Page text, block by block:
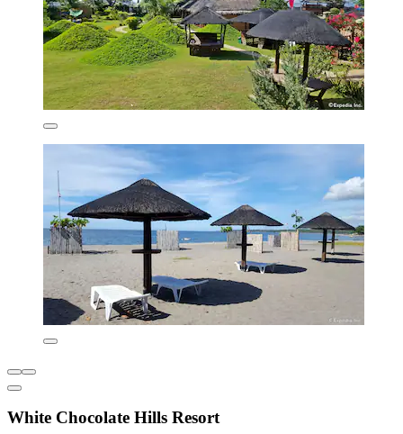
White Chocolate Hills Resort